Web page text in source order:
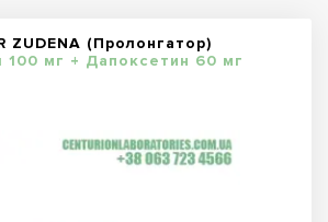
ZUDENA (Пролонгатор)
100 мг + Дапоксетин 60 мг